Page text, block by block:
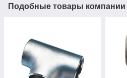
Подобные товары компании